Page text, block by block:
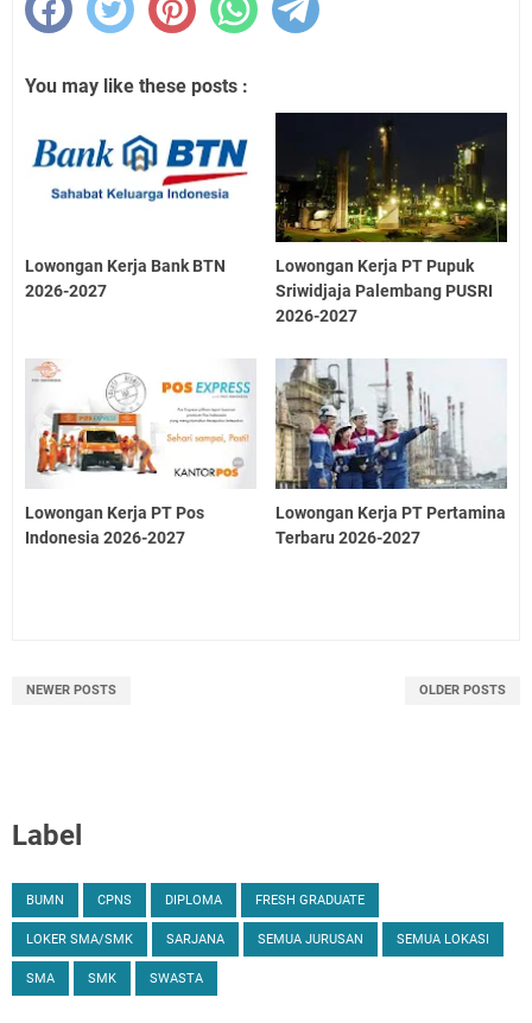
You may like these posts :
Lowongan Kerja Bank BTN
2026-2027
Lowongan Kerja PT Pupuk
Sriwidjaja Palembang PUSRI
2026-2027
Lowongan Kerja PT Pos
Indonesia 2026-2027
Lowongan Kerja PT Pertamina
Terbaru 2026-2027
NEWER POSTS OLDER POSTS
Label
BUMN CPNS DIPLOMA FRESH GRADUATE
LOKER SMA/SMK SARJANA SEMUA JURUSAN SEMUA LOKASI
SMA SMK SWASTA